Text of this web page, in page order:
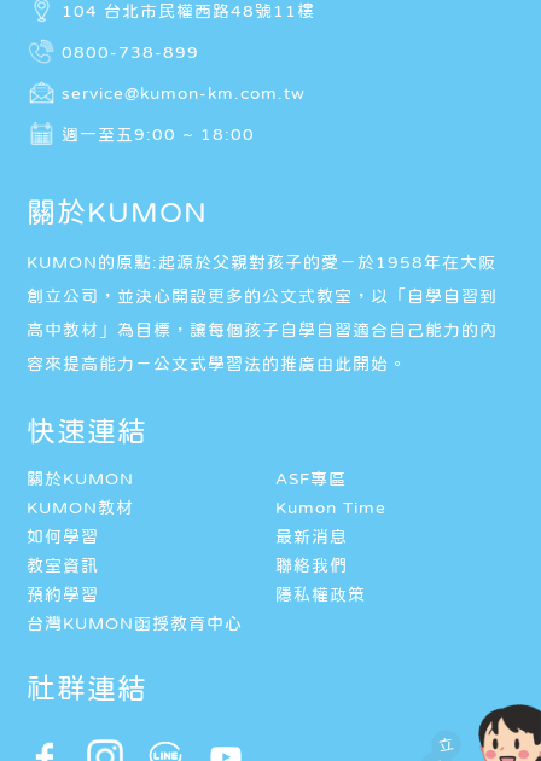
立
104 台北市民權西路48號11樓
0800-738-899
service@kumon-km.com.tw
週一至五9:00 ~ 18:00
關於KUMON
KUMON的原點:起源於父親對孩子的愛－於1958年在大阪
創立公司，並決心開設更多的公文式教室，以「自學自習到
高中教材」為目標，讓每個孩子自學自習適合自己能力的內
容來提高能力－公文式學習法的推廣由此開始。
快速連結
關於KUMON
ASF專區
KUMON教材
Kumon Time
如何學習
最新消息
教室資訊
聯絡我們
預約學習
隱私權政策
台灣KUMON函授教育中心
社群連結